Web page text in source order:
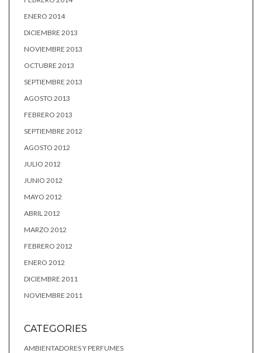
ENERO 2014
DICIEMBRE 2013
NOVIEMBRE 2013
OCTUBRE 2013
SEPTIEMBRE 2013
AGOSTO 2013
FEBRERO 2013
SEPTIEMBRE 2012
AGOSTO 2012
JULIO 2012
JUNIO 2012
MAYO 2012
ABRIL 2012
MARZO 2012
FEBRERO 2012
ENERO 2012
DICIEMBRE 2011
NOVIEMBRE 2011
CATEGORIES
AMBIENTADORES Y PERFUMES